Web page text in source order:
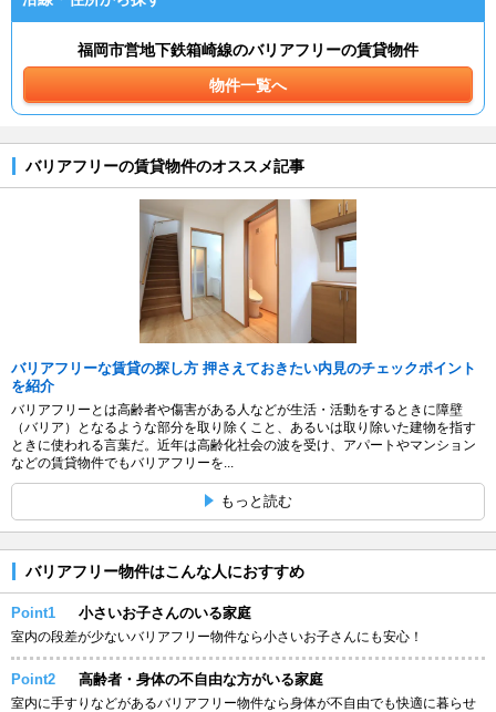
福岡市営地下鉄箱崎線のバリアフリーの賃貸物件
物件一覧へ
バリアフリーの賃貸物件のオススメ記事
バリアフリーな賃貸の探し方 押さえておきたい内見のチェックポイント
を紹介
バリアフリーとは高齢者や傷害がある人などが生活・活動をするときに障壁
（バリア）となるような部分を取り除くこと、あるいは取り除いた建物を指す
ときに使われる言葉だ。近年は高齢化社会の波を受け、アパートやマンション
などの賃貸物件でもバリアフリーを...
もっと読む
バリアフリー物件はこんな人におすすめ
Point1 小さいお子さんのいる家庭
室内の段差が少ないバリアフリー物件なら小さいお子さんにも安心！
Point2 高齢者・身体の不自由な方がいる家庭
室内に手すりなどがあるバリアフリー物件なら身体が不自由でも快適に暮らせ